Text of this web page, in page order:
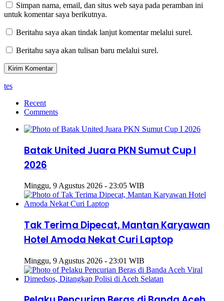
Simpan nama, email, dan situs web saya pada peramban ini
untuk komentar saya berikutnya.
Beritahu saya akan tindak lanjut komentar melalui surel.
Beritahu saya akan tulisan baru melalui surel.
tes
Recent
Comments
Batak United Juara PKN Sumut Cup I
2026
Minggu, 9 Agustus 2026 - 23:05 WIB
Tak Terima Dipecat, Mantan Karyawan
Hotel Amoda Nekat Curi Laptop
Minggu, 9 Agustus 2026 - 23:01 WIB